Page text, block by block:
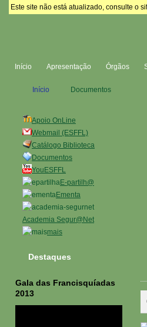
Este site não está atualizado, consulte o
Início Apresentação Órgãos
Apoio OnLine
Webmail (ESFFL)
Catálogo Biblioteca
Documentos
YouESFFL
E-partilh@
Ementa
Academia Segur@Net
mais
Início Documentos
Destaques
Gala das Francisquíadas
2013